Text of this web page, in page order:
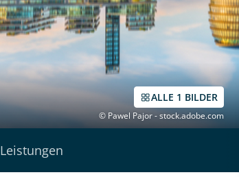
ALLE 1 BILDER
© Pawel Pajor - stock.adobe.com
Leistungen